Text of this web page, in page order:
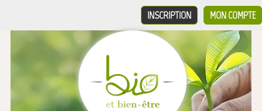
MON COMPTE
INSCRIPTION